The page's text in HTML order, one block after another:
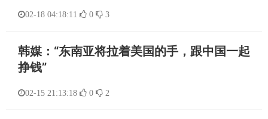
02-18 04:18:11 0 3
韩媒：“东南亚将拉着美国的手，跟中国一起
挣钱”
02-15 21:13:18 0 2